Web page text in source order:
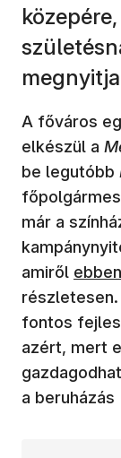
A főváros
elkészül a
be legutóbb
már a
amiről (új
fontos
azért, mert
a beruházás